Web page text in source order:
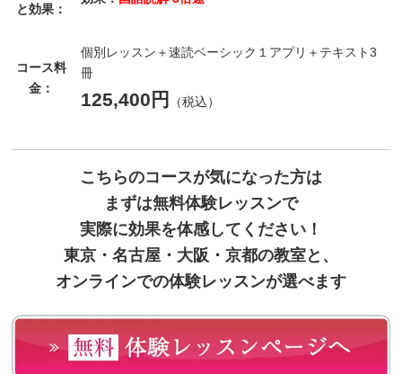
と効果：
コース料
金：
個別レッスン＋速読ベーシック１アプリ＋テキスト3
冊
125,400円 （税込）
こちらのコースが気になった方は
まずは無料体験レッスンで
実際に効果を体感してください！
東京・名古屋・大阪・京都の教室と、
オンラインでの体験レッスンが選べます